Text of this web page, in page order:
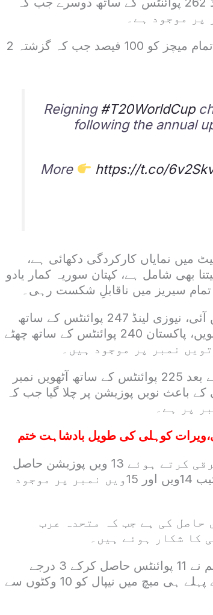
رینکنگ اپڈیٹ میں مئی 2025 کے بعد کھیلے گئے تمام میچز کو 100 فیصد جب کہ گزشتہ 2
Reigning#T20WorldCup
following the annual
More
https://t.co/
نے گزشتہ دو برسوں میں ٹی20 فارمیٹ میں نمایاں کارکردگی دکھائی ہے،
کے ٹی20 ورلڈ کپ جیتنا بھی شامل ہے، کپتان سوریہ کمار یادو
سیریز میں ناقابلِ شکست رہی۔
ٹاپ 7 ٹیموں کی پوزیشنز میں کوئی تبدیلی نہیں آئی، نیوزی لینڈ 247 پوائنٹس کے ساتھ
چوتھے، جنوبی افریقا 244 پوائنٹس کے ساتھ پانچویں، پاکستان 240 پوائنٹس کے ساتھ چھٹے
دیگر ٹیموں میں بنگلہ دیش ایک پوائنٹ اضافے کے بعد 225 پوائنٹس کے ساتھ آٹھویں نمبر
6 پوائنٹس کی کمی کے باعث نویں پوزیشن پر چلا گیا جب کہ
کوہلی کی طویل بادشاہت ختم
امریکا نے 6 پوائنٹس حاصل کرکے دو درجے ترقی کرتے ہوئے 13 ویں پوزیشن حاصل
کرلی ہے جب کہ نیدرلینڈز اور اسکاٹ لینڈ بالترتیب 14ویں اور 15ویں نمبر پر موجود
حاصل کی ہے جب کہ متحدہ عرب
کا شکار ہوئے ہیں۔
ٹی 20 ورلڈ کپ میں ڈیبیو کرنے والی اٹلی کی ٹیم نے 11 پوائنٹس حاصل کرکے 3 درجے
ترقی کی اور 23 ویں نمبر پر آگئی۔ اٹلی نے اپنے پہلے ہی میچ میں نیپال کو 10 وکٹوں سے